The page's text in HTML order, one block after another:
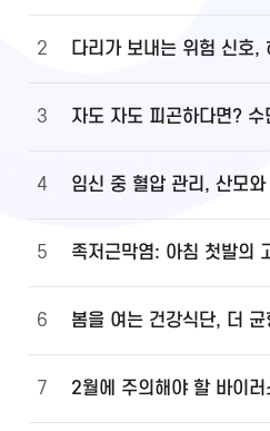
2
3
4
5
6
7